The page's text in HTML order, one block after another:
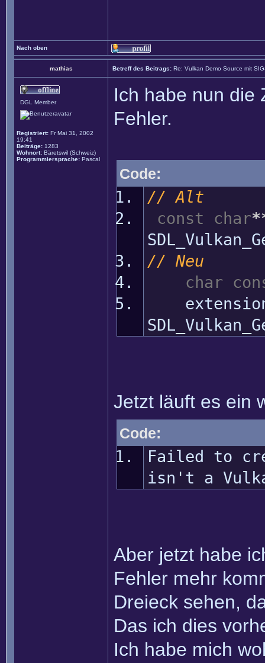
Nach oben
mathias Betreff des Beitrags: Re: Vulkan Demo Source mit
DGL Member
Registriert: Fr Mai 31, 2002
19:41
Beiträge: 1283
Wohnort: Bäretswil (Schweiz)
Programmiersprache: Pascal
Ich habe nun die
Fehler.
Code:
// Alt
const
char
// Neu
char
Jetzt läuft es ein
Code:
Failed to
isn't a
Aber jetzt habe
Fehler mehr
Dreieck sehen,
Das ich dies
Ich habe mich